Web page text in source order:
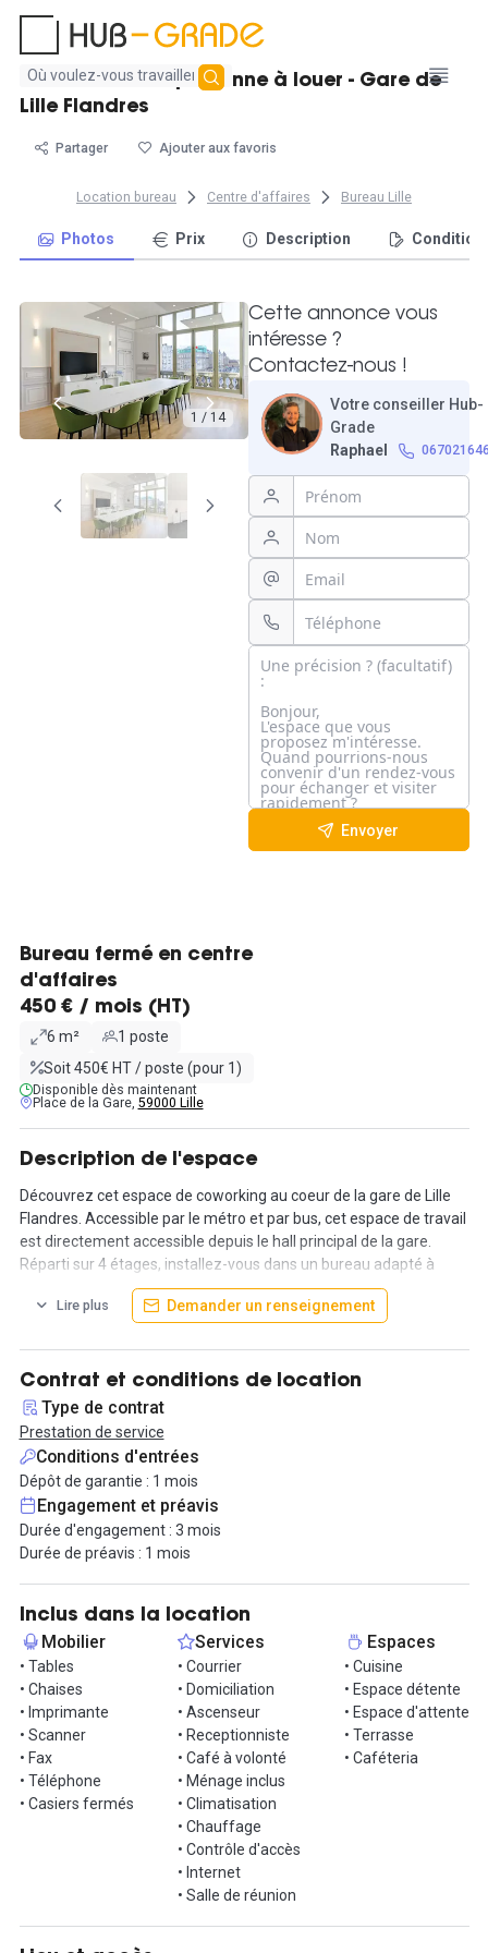
Aucun
résultat
Bureau fermé 1 personne à louer - Gare de
Lille Flandres
Partager Ajouter aux favoris
Location bureau Centre d'affaires Bureau Lille
Photos Prix Description
1 / 14
Cette annonce vous
intéresse ?
Contactez-nous !
Votre conseiller Hub-
Grade
Raphael
Envoyer
Bureau fermé en centre
d'affaires
450 € / mois (HT)
6 m²
1 poste
Soit 450€ HT / poste (pour 1)
Disponible dès maintenant
Place de la Gare, 59000 Lille
Description de l'espace
Découvrez cet espace de coworking au coeur de la gare de Lille
Flandres. Accessible par le métro et par bus, cet espace de travail
est directement accessible depuis le hall principal de la gare.
Réparti sur 4 étages, installez-vous dans un bureau adapté à
votre activité et dans un quartier dynamique et pratique.
de plusieurs restaurants gastronomiques célèbres de Lille, et
d'hôtel pour vos invités, avec un Novotel, un Ibis et un Comfort
Hôtel à proximité.
Profitez également de la présence de sites culturels tels que le
musée de la Chapelle du Saint Curé d'Ars et le musée de l'Ancien
Refuge.
Lire plus Demander un renseignement
Contrat et conditions de location
Type de contrat
Prestation de service
Conditions d'entrées
Dépôt de garantie : 1 mois
Engagement et préavis
Durée d'engagement : 3 mois
Durée de préavis : 1 mois
Inclus dans la location
Mobilier
• Tables
• Chaises
• Imprimante
• Scanner
• Fax
• Téléphone
• Casiers fermés
Services
• Courrier
• Domiciliation
• Ascenseur
• Receptionniste
• Café à volonté
• Ménage inclus
• Climatisation
• Chauffage
• Contrôle d'accès
• Internet
• Salle de réunion
Espaces
• Cuisine
• Espace détente
• Espace d'attente
• Terrasse
• Caféteria